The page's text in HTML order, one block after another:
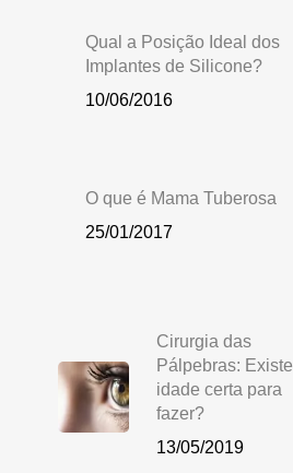
Qual a Posição Ideal dos
Implantes de Silicone?
10/06/2016
O que é Mama Tuberosa
25/01/2017
Cirurgia das
Pálpebras: Existe
idade certa para
fazer?
13/05/2019